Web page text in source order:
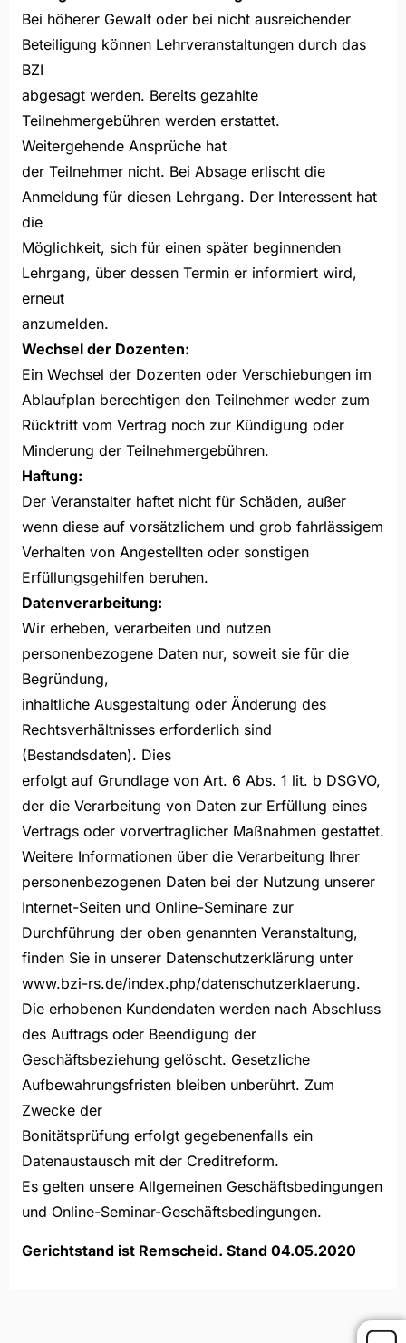
Bei höherer Gewalt oder bei nicht ausreichender
Beteiligung können Lehrveranstaltungen durch das
BZI
abgesagt werden. Bereits gezahlte
Teilnehmergebühren werden erstattet.
Weitergehende Ansprüche hat
der Teilnehmer nicht. Bei Absage erlischt die
Anmeldung für diesen Lehrgang. Der Interessent hat
die
Möglichkeit, sich für einen später beginnenden
Lehrgang, über dessen Termin er informiert wird,
erneut
anzumelden.
Wechsel der Dozenten:
Ein Wechsel der Dozenten oder Verschiebungen im
Ablaufplan berechtigen den Teilnehmer weder zum
Rücktritt vom Vertrag noch zur Kündigung oder
Minderung der Teilnehmergebühren.
Haftung:
Der Veranstalter haftet nicht für Schäden, außer
wenn diese auf vorsätzlichem und grob fahrlässigem
Verhalten von Angestellten oder sonstigen
Erfüllungsgehilfen beruhen.
Datenverarbeitung:
Wir erheben, verarbeiten und nutzen
personenbezogene Daten nur, soweit sie für die
Begründung,
inhaltliche Ausgestaltung oder Änderung des
Rechtsverhältnisses erforderlich sind
(Bestandsdaten). Dies
erfolgt auf Grundlage von Art. 6 Abs. 1 lit. b DSGVO,
der die Verarbeitung von Daten zur Erfüllung eines
Vertrags oder vorvertraglicher Maßnahmen gestattet.
Weitere Informationen über die Verarbeitung Ihrer
personenbezogenen Daten bei der Nutzung unserer
Internet-Seiten und Online-Seminare zur
Durchführung der oben genannten Veranstaltung,
finden Sie in unserer Datenschutzerklärung unter
www.bzi-rs.de/index.php/datenschutzerklaerung.
Die erhobenen Kundendaten werden nach Abschluss
des Auftrags oder Beendigung der
Geschäftsbeziehung gelöscht. Gesetzliche
Aufbewahrungsfristen bleiben unberührt. Zum
Zwecke der
Bonitätsprüfung erfolgt gegebenenfalls ein
Datenaustausch mit der Creditreform.
Es gelten unsere Allgemeinen Geschäftsbedingungen
und Online-Seminar-Geschäftsbedingungen.
Gerichtstand ist Remscheid. Stand 04.05.2020